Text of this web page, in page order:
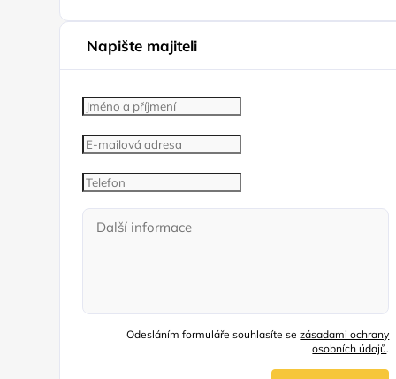
Napište majiteli
Odesláním formuláře souhlasíte sezásadami ochrany
osobních údajů.